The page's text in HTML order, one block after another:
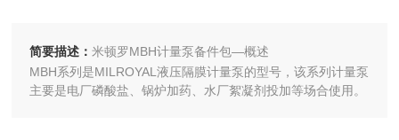
简要描述：米顿罗MBH计量泵备件包—概述
MBH系列是MILROYAL液压隔膜计量泵的型号，该系列计量泵
主要是电厂磷酸盐、锅炉加药、水厂絮凝剂投加等场合使用。